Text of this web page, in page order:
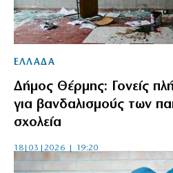
ΕΛΛΑΔΑ
Δήμος Θέρμης: Γονείς
για βανδαλισμούς των
σχολεία
18|03|2026 | 19:20